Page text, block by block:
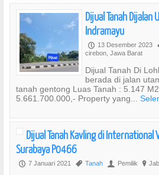
Dijual Tanah
Indramayu
P 13 Desember 2023
cirebon, Jawa Barat
Dijual Tanah Di
berada di jalan
tanah gentong Luas Tanah : 5.147
5.661.700.000,- Property yang...
Dijual Tanah Kavling di International
Surabaya P0466
P 7 Januari 2021 , Tanah U Pemilik ?